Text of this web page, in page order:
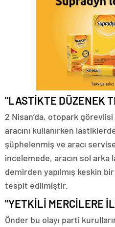
"LASTİKTE DÜZENEK
2 Nisan’da, otopark görevlisi
aracını kullanırken
şüphelenmiş ve aracı
incelemede, aracın sol
demirden yapılmış keskin
tespit edilmiştir.
"YETKİLİ MERCİLERE
Önder bu olayı parti